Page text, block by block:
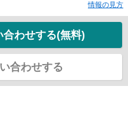
情報の見方
わせする(無料)
合わせする